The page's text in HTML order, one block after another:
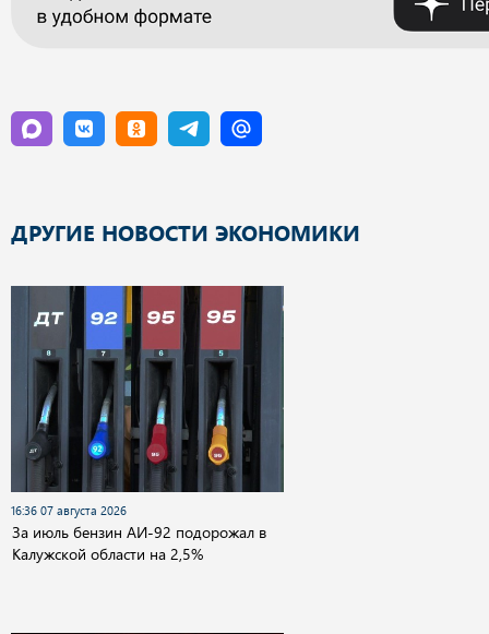
ДРУГИЕ НОВОСТИ ЭКОНОМИКИ
16:36 07 августа 2026
За июль бензин АИ-92 подорожал в
Калужской области на 2,5%